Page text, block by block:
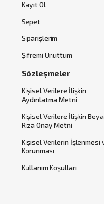
Kayıt Ol
Sepet
Siparişlerim
Şifremi Unuttum
Sözleşmeler
Kişisel Verilere İlişkin
Aydınlatma Metni
Kişisel Verilere İlişkin
Rıza Onay Metni
Kişisel Verilerin İşlenmesi
Korunması
Kullanım Koşulları